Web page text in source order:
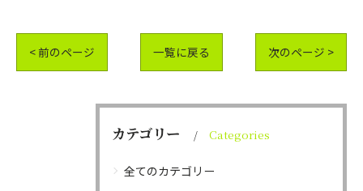
< 前のページ 一覧に戻る 次のページ >
カテゴリー Categories
全てのカテゴリー